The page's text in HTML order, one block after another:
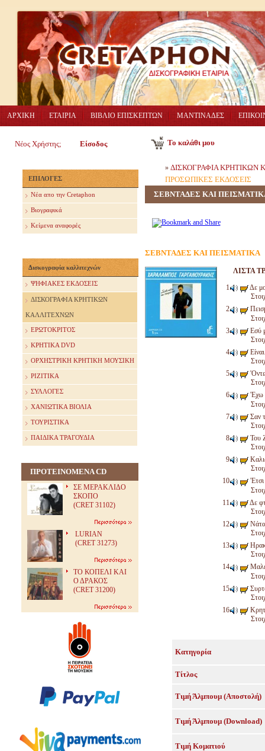
ΑΡΧΙΚΗ ΕΤΑΙΡΙΑ ΒΙΒΛΙΟ ΕΠΙΣΚΕΠΤΩΝ ΜΑΝΤΙΝΑΔΕΣ
Νέος Χρήστης; Είσοδος Το καλάθι μου
ΕΠΙΛΟΓΕΣ
Nέα απο την Cretaphon
Βιογραφικά
Κείμενα αναφορές
Δισκογραφία καλλιτεχνών
ΨΗΦΙΑΚΕΣ ΕΚΔΟΣΕΙΣ
ΔΙΣΚΟΓΡΑΦΙΑ ΚΡΗΤΙΚΩΝ
ΚΑΛΛΙΤΕΧΝΩΝ
ΕΡΩΤΟΚΡΙΤΟΣ
ΚΡΗΤΙΚΑ DVD
ΟΡΧΗΣΤΡΙΚΗ ΚΡΗΤΙΚΗ ΜΟΥΣΙΚΗ
ΡΙΖΙΤΙΚΑ
ΣΥΛΛΟΓΕΣ
ΧΑΝΙΩΤΙΚΑ ΒΙΟΛΙΑ
ΤΟΥΡΙΣΤΙΚΑ
ΠΑΙΔΙΚΑ ΤΡΑΓΟΥΔΙΑ
ΠΡΟΤΕΙΝΟΜΕΝΑ CD
ΣΕ ΜΕΡΑΚΛΙΔΟ
ΣΚΟΠΟ
(CRET 31102)
LURIAN
(CRET 31273)
ΤΟ ΚΟΠΕΛΙ ΚΑΙ
Ο ΔΡΑΚΟΣ
(CRET 31200)
» ΔΙΣΚΟΓΡΑΦΙΑ ΚΡΗΤΙΚΩΝ
ΠΡΟΣΩΠΙΚΕΣ ΕΚΔΟΣΕΙΣ
ΣΕΒΝΤΑΔΕΣ ΚΑΙ
ΣΕΒΝΤΑΔΕΣ ΚΑΙ ΠΕΙΣΜΑΤΙΚΑ
ΛΙΣΤΑ
Δε
Εσύ
'Οντε
'Εχω
Σαν
Του Ζ
Δε
Κατηγορία
Τίτλος
Τιμή Άλμπουμ (Αποστολή)
Τιμή Άλμπουμ (Download)
Τιμή Κοματιού